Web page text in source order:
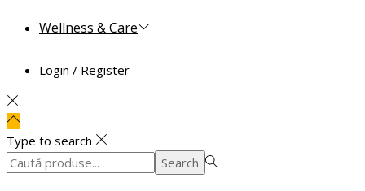
Wellness & Care
Login / Register
Type to search
Search
Search